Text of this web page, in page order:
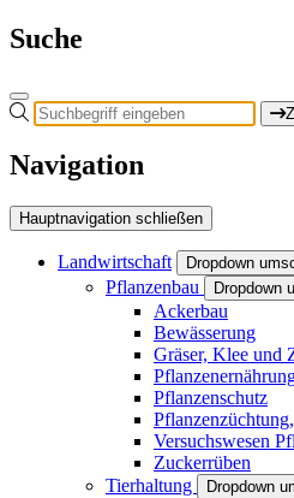
Suche
Navigation
Hauptnavigation schließen
Landwirtschaft Dropdown
Pflanzenbau Dropdown
Ackerbau
Bewässerung
Gräser, Klee und
Pflanzenschutz
Versuchswesen
Zuckerrüben
Tierhaltung
Dropdown